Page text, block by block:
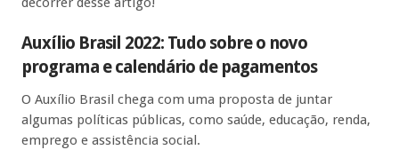
Auxílio Brasil 2022: Tudo sobre o novo
programa e calendário de pagamentos
O Auxílio Brasil chega com uma proposta de juntar
algumas políticas públicas, como saúde, educação, renda,
emprego e assistência social.